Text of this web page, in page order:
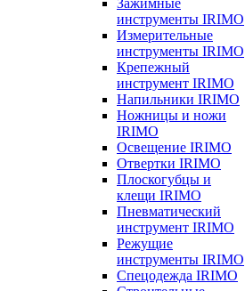
Зажимные
инструменты IRIMO
Измерительные
инструменты IRIMO
Крепежный
инструмент IRIMO
Напильники IRIMO
Ножницы и ножи
IRIMO
Освещение IRIMO
Отвертки IRIMO
Плоскогубцы и
клещи IRIMO
Пневматический
инструмент IRIMO
Режущие
инструменты IRIMO
Спецодежда IRIMO